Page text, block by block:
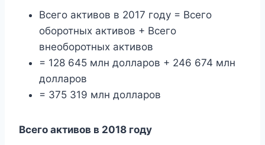
Всего активов в 2017 году = Всего
оборотных активов + Всего
внеоборотных активов
= 128 645 млн долларов + 246 674 млн
долларов
= 375 319 млн долларов
Всего активов в 2018 году